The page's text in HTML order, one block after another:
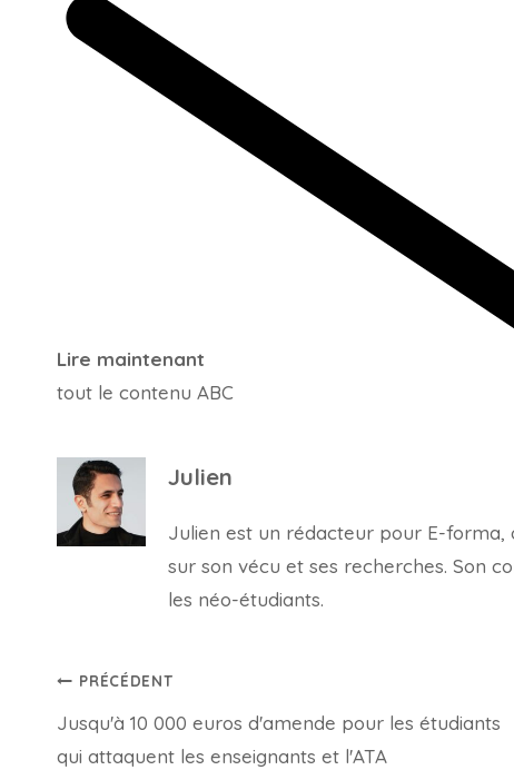
Lire maintenant
tout le contenu ABC
Julien
Julien est un rédacteur pour E-forma,
sur son vécu et ses recherches. Son
les néo-étudiants.
Navigation
de
PRÉCÉDENT
Jusqu'à 10 000 euros d'amende pour les étudiants
qui attaquent les enseignants et l'ATA